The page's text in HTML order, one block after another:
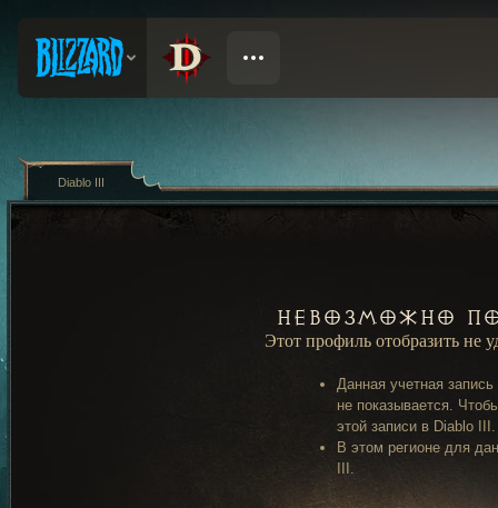
Невозможно
Этот профиль отобразить
Данная учетная
не показывается.
этой записи в Diablo III.
В этом регионе для
III.
Diablo III